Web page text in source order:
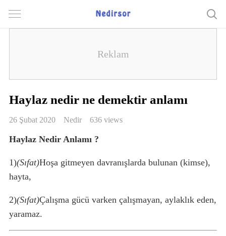
Haylaz nedir ne demektir anlamı
26 Şubat 2020 Nedir 636 views
Haylaz Nedir Anlamı ?
1)(Sıfat)Hoşa gitmeyen davranışlarda bulunan (kimse),
hayta,
2)(Sıfat)Çalışma gücü varken çalışmayan, aylaklık eden,
yaramaz.